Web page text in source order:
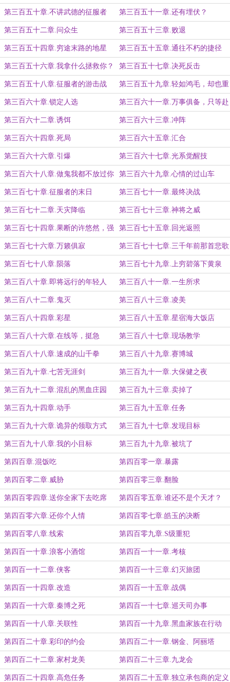
第三百五十章.不讲武德的征服者 第三百五十一章.还有埋伏？
第三百五十二章.问众生 第三百五十三章.败退
第三百五十四章.穷途末路的地星 第三百五十五章.通往不朽的捷径
第三百五十六章.我拿什么拯救你？ 第三百五十七章.决死反击
第三百五十八章.征服者的游击战 第三百五十九章.轻如鸿毛，却也重
如泰山
第三百六十章.锁定人选 第三百六十一章.万事俱备，只等赴
死
第三百六十二章.诱饵 第三百六十三章.冲阵
第三百六十四章.死局 第三百六十五章.汇合
第三百六十六章.引爆 第三百六十七章.光系觉醒技
第三百六十八章.做鬼我都不放过你 第三百六十九章.心情的过山车
第三百七十章.征服者的末日 第三百七十一章.最终决战
第三百七十二章.天灾降临 第三百七十三章.神将之威
第三百七十四章.果断的许悠然，强
大的白起
第三百七十五章.回光返照
第三百七十六章.万籁俱寂 第三百七十七章.三千年前那首悲歌
第三百七十八章.陨落 第三百七十九章.上穷碧落下黄泉
第三百八十章.即将远行的年轻人 第三百八十一章.一生所求
第三百八十二章.鬼灭 第三百八十三章.凌美
第三百八十四章.彩星 第三百八十五章.星宿海大饭店
第三百八十六章.在线等，挺急
的……
第三百八十七章.现场教学
第三百八十八章.速成的山千拳 第三百八十九章.赛博城
第三百九十章.七苦无涯剑 第三百九十一章.大保健之夜
第三百九十二章.混乱的黑血庄园 第三百九十三章.卖掉了
第三百九十四章.动手 第三百九十五章.任务
第三百九十六章.诡异的领取方式 第三百九十七章.发现目标
第三百九十八章.我的小目标 第三百九十九章.被坑了
第四百章.混饭吃 第四百零一章.暴露
第四百零二章.威胁 第四百零三章.翻脸
第四百零四章.送你全家下去吃席 第四百零五章.谁还不是个天才？
第四百零六章.还你个人情 第四百零七章.皓玉的决断
第四百零八章.线索 第四百零九章.S级重犯
第四百一十章.浪客小酒馆 第四百一十一章.考核
第四百一十二章.侠客 第四百一十三章.幻灭旅团
第四百一十四章.改造 第四百一十五章.战偶
第四百一十六章.秦博之死 第四百一十七章.巡天司办事
第四百一十八章.关联性 第四百一十九章.黑血家族在行动
第四百二十章.彩印的约会 第四百二十一章.钢金、阿丽塔
第四百二十二章.家村龙美 第四百二十三章.九龙会
第四百二十四章.高危任务 第四百二十五章.独立承包商的定义